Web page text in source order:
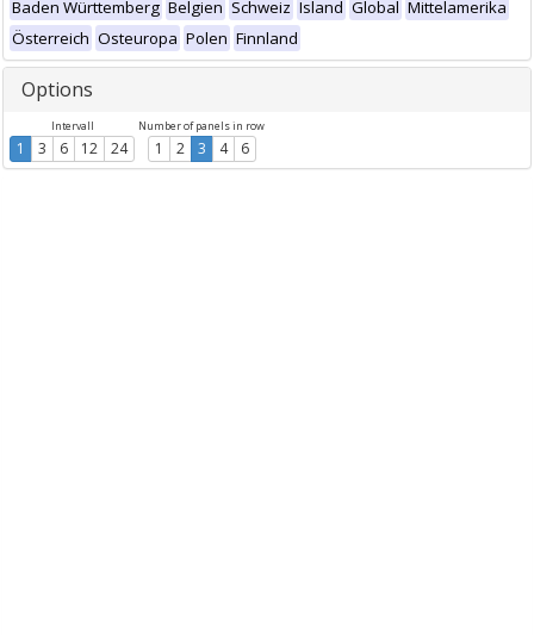
Baden Württemberg Belgien Schweiz Island Global Mittelamerika
Österreich Osteuropa Polen Finnland
Options
Intervall
1 3 6 12 24
Number of panels in row
1 2 3 4 6